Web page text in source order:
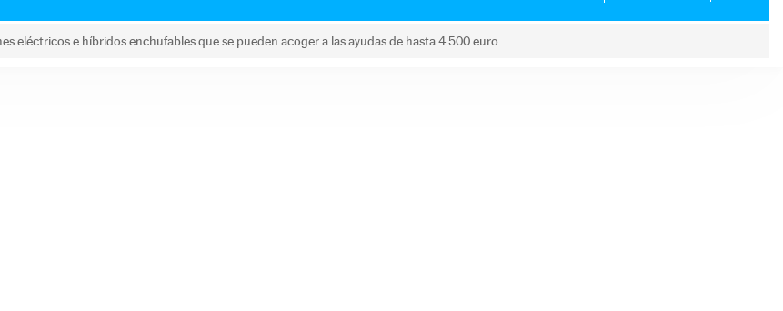
eléctricos e híbridos enchufables que se pueden acoger a las ayudas de hasta 4.500 euro